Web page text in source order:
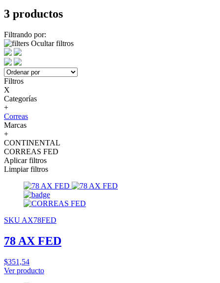
3 productos
Filtrando por:
Ocultar filtros
Filtros
X
Categorías
+
Correas
Marcas
+
CONTINENTAL
CORREAS FED
Aplicar filtros
Limpiar filtros
SKU AX78FED
78 AX FED
$351,54
Ver producto